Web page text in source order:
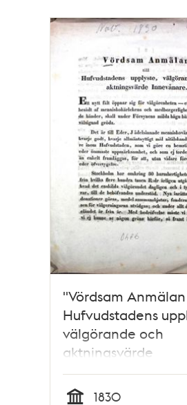
Relaterade
teman
"Vördsam
Hufvudstadens
välgörande och
aktningsvärde
Innevånare” 1830
1830